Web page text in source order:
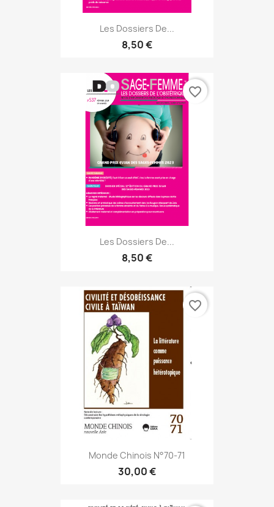
Les Dossiers De...
8,50 €
Les Dossiers De...
8,50 €
favorite_border
Monde Chinois N°70-71
30,00 €
favorite_border